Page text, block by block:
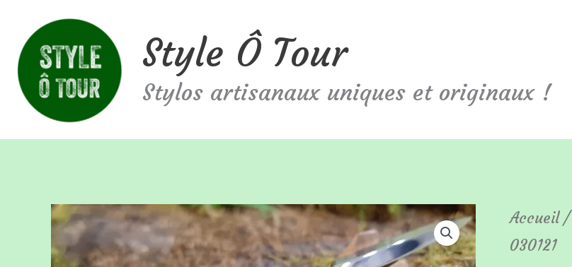
contenu
Style Ô Tour
Stylos artisanaux uniques et originaux !
Accueil/
030121
quantité
de